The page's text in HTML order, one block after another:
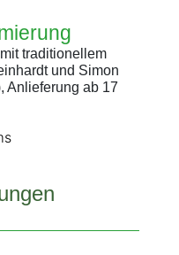
traditionellem
und Simon
Anlieferung ab 17